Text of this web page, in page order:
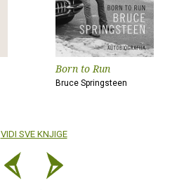
Born to Run
Bruce Springsteen
VIDI SVE KNJIGE